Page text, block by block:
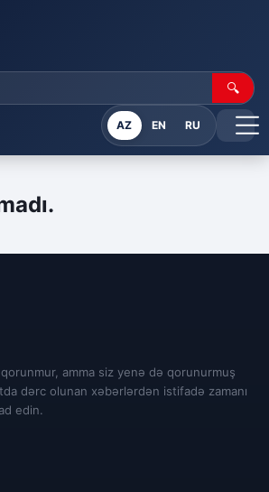
🔍
AZ EN RU
amma siz yenə də qorunurmuş
dərc olunan xəbərlərdən istifadə zamanı
edin.